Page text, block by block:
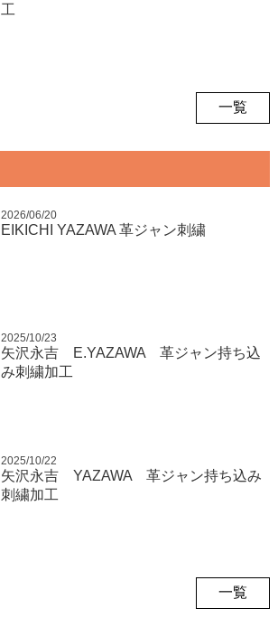
工
一覧
2026/06/20
EIKICHI YAZAWA 革ジャン刺繍
2025/10/23
矢沢永吉 E.YAZAWA 革ジャン持ち込
み刺繍加工
2025/10/22
矢沢永吉 YAZAWA 革ジャン持ち込み
刺繍加工
一覧